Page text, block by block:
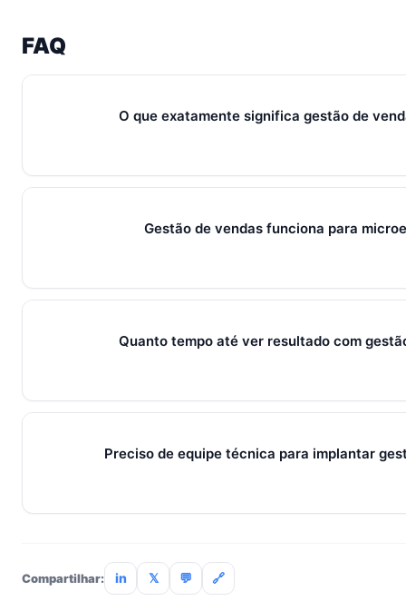
FAQ
O que exatamente significa gestão de
Em 2026, gestão de vendas representa o conjunto de
Em PMEs brasileiras, gira sempre em torno de WhatsApp +
Gestão de vendas funciona para
Sim — e quanto antes melhor. Implantar gestão de vendas
Quanto tempo até ver resultado com
Métricas de processo (tempo de resposta, follow-up)
Preciso de equipe técnica para implantar
Compartilhar: in 𝕏 💬 🔗